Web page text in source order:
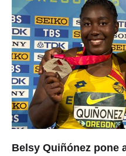
Belsy Quiñónez pone